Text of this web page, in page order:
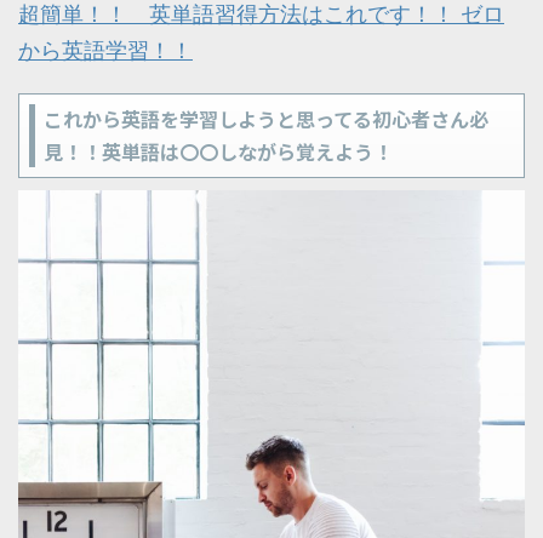
超簡単！！ 英単語習得方法はこれです！！ ゼロ
から英語学習！！
これから英語を学習しようと思ってる初心者さん必
見！！英単語は〇〇しながら覚えよう！